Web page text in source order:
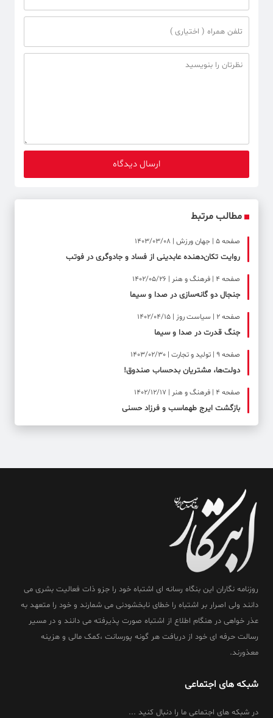
مطالب مرتبط
صفحه ۵ | جهان ورزش | 1403/03/08
روایت تکان‌دهنده عابدینی از فساد و جادوگری در فوتب
صفحه ۴ | فرهنگ و هنر | 1402/05/26
جنجال دو گانه‌سازی در صدا و سیما
صفحه ۲ | سیاست روز | 1402/04/15
جنگ قدرت در صدا و سیما
صفحه ۹ | تولید و تجارت | 1403/02/30
دولت‌ها، مشتریان بدحساب صندوق!
صفحه ۴ | فرهنگ و هنر | 1402/12/17
بازگشت ایرج طهماسب و فرزاد حسنی
روزنامه نگاران این بنگاه رسانه ای اشتباه خود را جزو ذات فعالیت بشری می
دانند ولی اصرار بر اشتباه را خطای نابخشودنی می شمارند و خود را متعهد به
عذر خواهی در هنگام اطلاع از اشتباه صورت پذیرفته می دانند و در مسیر
رسالت حرفه ای خود از دریافت هر گونه پورسانت ،کمک مالی و هزینه
معذورند.
شبکه های اجتماعی
در شبکه های اجتماعی ما را دنبال کنید ...